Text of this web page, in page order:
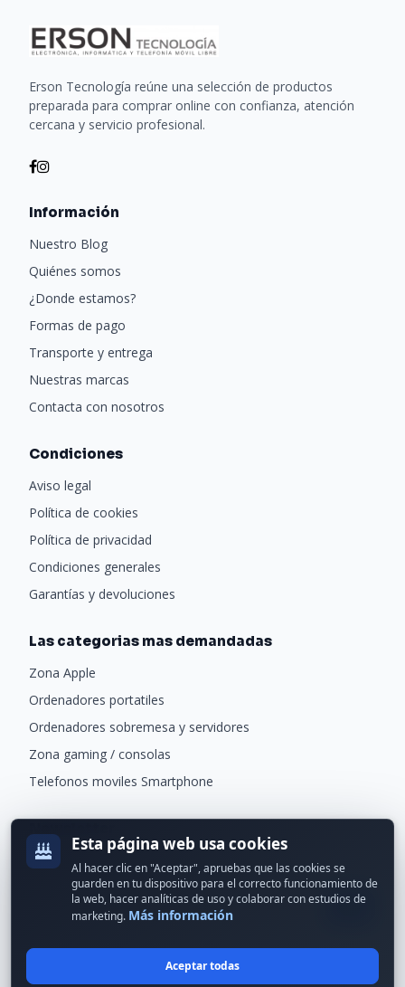
Erson Tecnología reúne una selección de productos
preparada para comprar online con confianza, atención
cercana y servicio profesional.
Información
Nuestro Blog
Quiénes somos
¿Donde estamos?
Formas de pago
Transporte y entrega
Nuestras marcas
Contacta con nosotros
Condiciones
Aviso legal
Política de cookies
Política de privacidad
Condiciones generales
Garantías y devoluciones
Las categorias mas demandadas
Zona Apple
Ordenadores portatiles
Ordenadores sobremesa y servidores
Zona gaming / consolas
Telefonos moviles Smartphone
Recibe ofertas exclusivas y novedades.
Esta página web usa cookies
Al hacer clic en "Aceptar", apruebas que las cookies se
guarden en tu dispositivo para el correcto funcionamiento de
la web, hacer analíticas de uso y colaborar con estudios de
marketing. Más información
Aceptar todas